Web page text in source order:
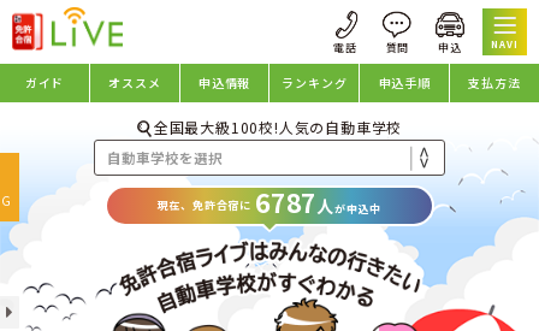
NAVI
ガイド オススメ 申込情報 ランキング 申込手順 支払方法
全国最大級100校!人気の自動車学校
現在、免許合宿に 6787 人が申込中